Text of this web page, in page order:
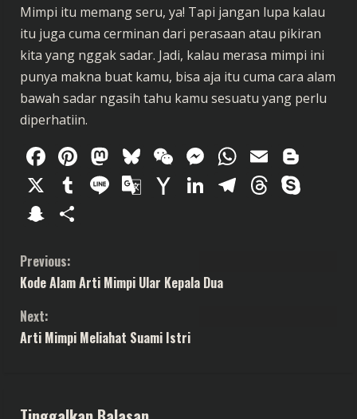
Mimpi itu memang seru, ya! Tapi jangan lupa kalau
itu juga cuma cerminan dari perasaan atau pikiran
kita yang nggak sadar. Jadi, kalau merasa mimpi ini
punya makna buat kamu, bisa aja itu cuma cara alam
bawah sadar ngasih tahu kamu sesuatu yang perlu
diperhatiin.
Facebook
Pinterest
Mastodon
Bluesky
WeChat
Messenger
Email
X
Tumblr
LineGoogle
YahooLinkedIn
Telegram
Snapchat
C
o
n
i
Previous:
Kode Alam Arti Mimpi Ular Kepala Dua
Next:
Arti Mimpi Meliahat Suami Istri